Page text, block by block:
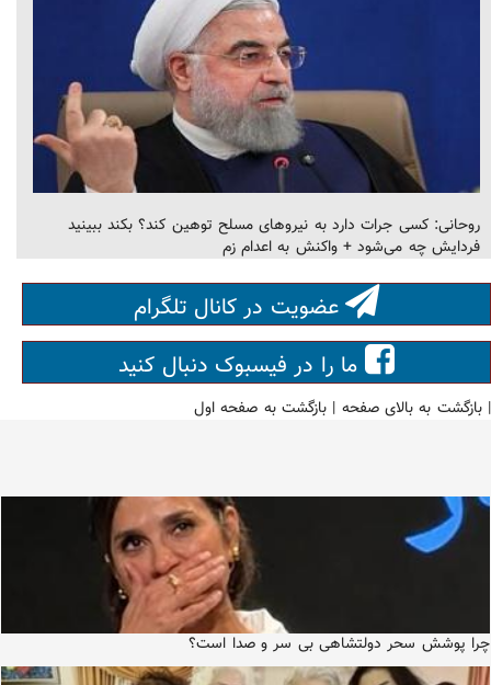
روحانی: کسی جرات دارد به نیرو‌های مسلح توهین کند؟ بکند ببینید
فردایش چه می‌شود + واکنش به اعدام زم
عضویت در کانال تلگرام
ما را در فیسبوک دنبال کنید
|بازگشت به بالای صفحه |بازگشت به صفحه اول
چرا پوشش سحر دولتشاهی بی سر و صدا است؟